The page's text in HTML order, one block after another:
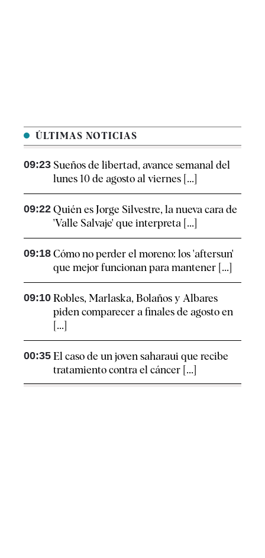
ÚLTIMAS NOTICIAS
09:23 Sueños de libertad, avance semanal del
lunes 10 de agosto al viernes [...]
09:22 Quién es Jorge Silvestre, la nueva cara de
'Valle Salvaje' que interpreta [...]
09:18 Cómo no perder el moreno: los 'aftersun'
que mejor funcionan para mantener [...]
09:10 Robles, Marlaska, Bolaños y Albares
piden comparecer a finales de agosto en
[...]
00:35 El caso de un joven saharaui que recibe
tratamiento contra el cáncer [...]